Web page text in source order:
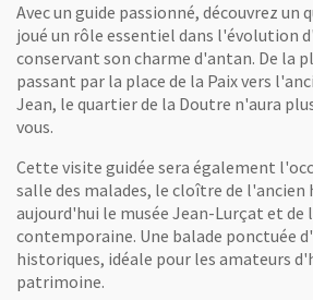
Avec un guide passionné, découvrez un
joué un rôle essentiel dans l'évolution
conservant son charme d'antan. De la
passant par la place de la Paix vers
Jean, le quartier de la Doutre n'aura
vous.
Cette visite guidée sera également
salle des malades, le cloître de
aujourd'hui le musée Jean-Lurçat et de
contemporaine. Une balade ponctuée
historiques, idéale pour les amateurs
patrimoine.